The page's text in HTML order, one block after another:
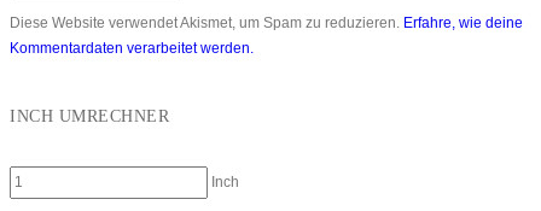
Diese Website verwendet Akismet, um Spam zu reduzieren. Erfahre, wie deine
Kommentardaten verarbeitet werden.
INCH UMRECHNER
Inch